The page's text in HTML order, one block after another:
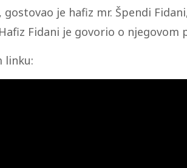
je hafiz mr. Špendi
Fidani je govorio o njegovom
linku: